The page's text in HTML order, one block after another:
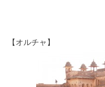
【オルチャ】